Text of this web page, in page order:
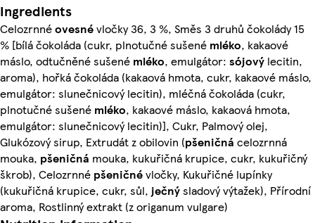
Ingredients
Celozrnnéovesnévločky 36, 3 %, Směs 3 druhů čokolády 15
% [bílá čokoláda (cukr, plnotučné sušené mléko, kakaové
máslo, odtučněné sušené mléko, emulgátor: sójový lecitin,
aroma), hořká čokoláda (kakaová hmota, cukr, kakaové máslo,
emulgátor: slunečnicový lecitin), mléčná čokoláda (cukr,
plnotučné sušené mléko, kakaové máslo, kakaová hmota,
emulgátor: slunečnicový lecitin)], Cukr, Palmový olej,
Glukózový sirup, Extrudát z obilovin (pšeničná celozrnná
mouka, pšeničná mouka, kukuřičná krupice, cukr, kukuřičný
škrob), Celozrnné pšeničnévločky, Kukuřičné lupínky
(kukuřičná krupice, cukr, sůl, ječnýsladový výtažek), Přírodní
aroma, Rostlinný extrakt (z origanum vulgare)